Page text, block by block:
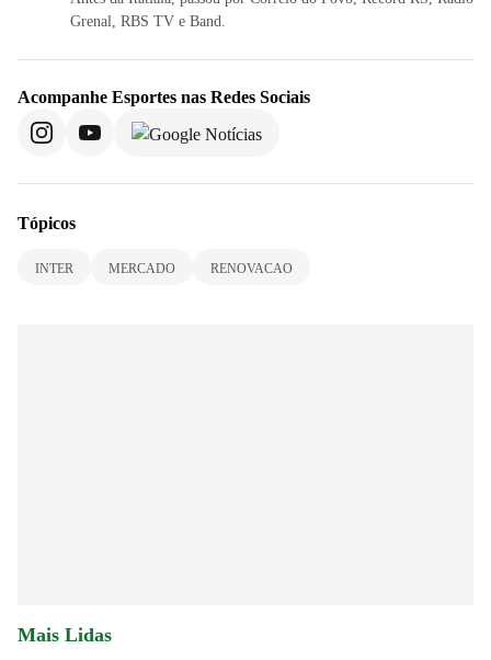
Grenal, RBS TV e Band.
Acompanhe Esportes nas Redes Sociais
Tópicos
INTER MERCADO RENOVACAO
Mais Lidas